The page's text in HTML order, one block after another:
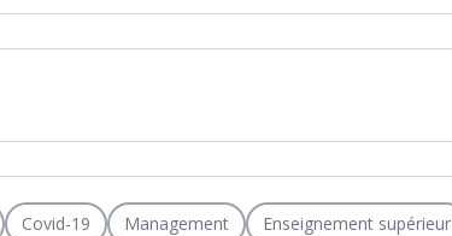
Covid-19 Management
Enseignement supérieur